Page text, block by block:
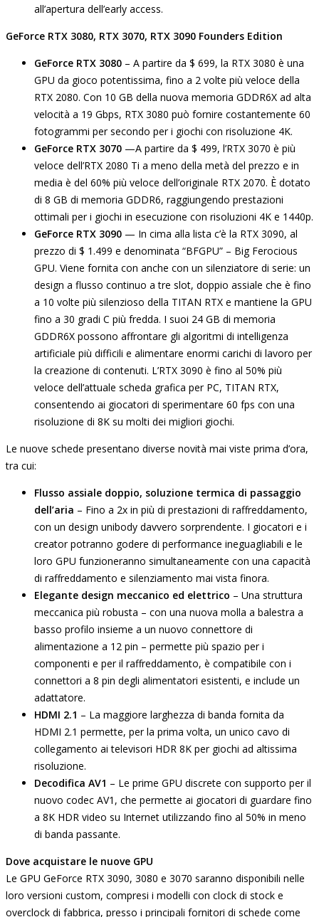
all’apertura dell’early access.
GeForce RTX 3080, RTX 3070, RTX 3090 Founders Edition
GeForce RTX 3080 – A partire da $ 699, la RTX 3080 è una
GPU da gioco potentissima, fino a 2 volte più veloce della
RTX 2080. Con 10 GB della nuova memoria GDDR6X ad alta
velocità a 19 Gbps, RTX 3080 può fornire costantemente 60
fotogrammi per secondo per i giochi con risoluzione 4K.
GeForce RTX 3070 —A partire da $ 499, l’RTX 3070 è più
veloce dell’RTX 2080 Ti a meno della metà del prezzo e in
media è del 60% più veloce dell’originale RTX 2070. È dotato
di 8 GB di memoria GDDR6, raggiungendo prestazioni
ottimali per i giochi in esecuzione con risoluzioni 4K e 1440p.
GeForce RTX 3090 — In cima alla lista c’è la RTX 3090, al
prezzo di $ 1.499 e denominata “BFGPU” – Big Ferocious
GPU. Viene fornita con anche con un silenziatore di serie: un
design a flusso continuo a tre slot, doppio assiale che è fino
a 10 volte più silenzioso della TITAN RTX e mantiene la GPU
fino a 30 gradi C più fredda. I suoi 24 GB di memoria
GDDR6X possono affrontare gli algoritmi di intelligenza
artificiale più difficili e alimentare enormi carichi di lavoro per
la creazione di contenuti. L’RTX 3090 è fino al 50% più
veloce dell’attuale scheda grafica per PC, TITAN RTX,
consentendo ai giocatori di sperimentare 60 fps con una
risoluzione di 8K su molti dei migliori giochi.
Le nuove schede presentano diverse novità mai viste prima d’ora,
tra cui:
Flusso assiale doppio, soluzione termica di passaggio
dell’aria – Fino a 2x in più di prestazioni di raffreddamento,
con un design unibody davvero sorprendente. I giocatori e i
creator potranno godere di performance ineguagliabili e le
loro GPU funzioneranno simultaneamente con una capacità
di raffreddamento e silenziamento mai vista finora.
Elegante design meccanico ed elettrico – Una struttura
meccanica più robusta – con una nuova molla a balestra a
basso profilo insieme a un nuovo connettore di
alimentazione a 12 pin – permette più spazio per i
componenti e per il raffreddamento, è compatibile con i
connettori a 8 pin degli alimentatori esistenti, e include un
adattatore.
HDMI 2.1 – La maggiore larghezza di banda fornita da
HDMI 2.1 permette, per la prima volta, un unico cavo di
collegamento ai televisori HDR 8K per giochi ad altissima
risoluzione.
Decodifica AV1 – Le prime GPU discrete con supporto per il
nuovo codec AV1, che permette ai giocatori di guardare fino
a 8K HDR video su Internet utilizzando fino al 50% in meno
di banda passante.
Dove acquistare le nuove GPU
Le GPU GeForce RTX 3090, 3080 e 3070 saranno disponibili nelle
loro versioni custom, compresi i modelli con clock di stock e
overclock di fabbrica, presso i principali fornitori di schede come